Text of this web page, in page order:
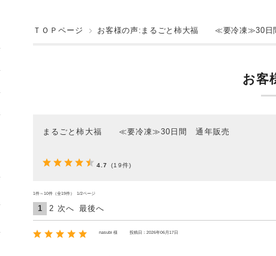
ＴＯＰページ お客様の声:まるごと柿大福 ≪要冷凍≫30日
お客
まるごと柿大福 ≪要冷凍≫30日間 通年販売
4.7 (19件)
1件～10件（全19件） 1/2ページ
1 2 次へ 最後へ
nasubi 様 投稿日：2026年06月17日